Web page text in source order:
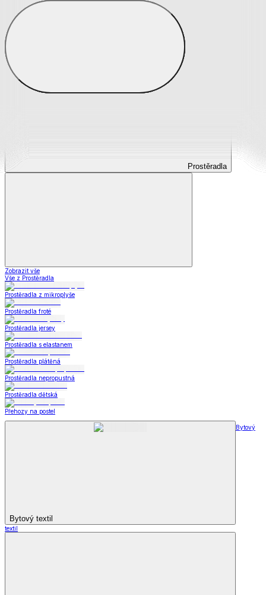
Prostěradla
Prostěradla
Zobrazit vše
Vše z Prostěradla
Prostěradla z mikroplyše
Prostěradla froté
Prostěradla jersey
Prostěradla s elastanem
Prostěradla plátěná
Prostěradla nepropustná
Prostěradla dětská
Přehozy na postel
Bytový textil
Bytový
textil